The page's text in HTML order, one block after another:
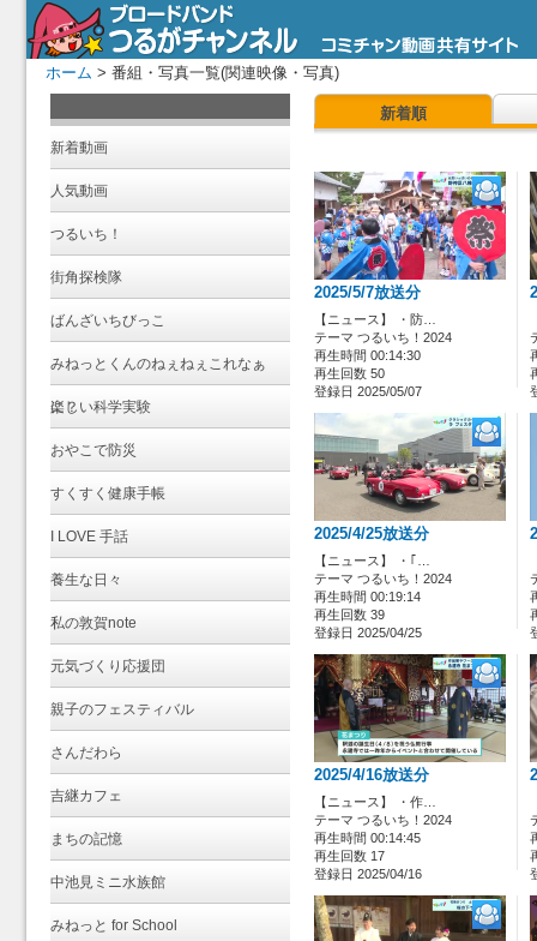
ホーム > 番組・写真一覧(関連映像・写真)
新着動画
人気動画
つるいち！
街角探検隊
ばんざいちびっこ
みねっとくんのねぇねぇこれなぁ
に？
楽しい科学実験
おやこで防災
すくすく健康手帳
I LOVE 手話
養生な日々
私の敦賀note
元気づくり応援団
親子のフェスティバル
さんだわら
吉継カフェ
まちの記憶
中池見ミニ水族館
みねっと for School
新着順
2025/5/7放送分
【ニュース】 ・防…
テーマ つるいち！2024
再生時間 00:14:30
再生回数 50
登録日 2025/05/07
2025/4/25放送分
【ニュース】 ・｢…
テーマ つるいち！2024
再生時間 00:19:14
再生回数 39
登録日 2025/04/25
2025/4/16放送分
【ニュース】 ・作…
テーマ つるいち！2024
再生時間 00:14:45
再生回数 17
登録日 2025/04/16